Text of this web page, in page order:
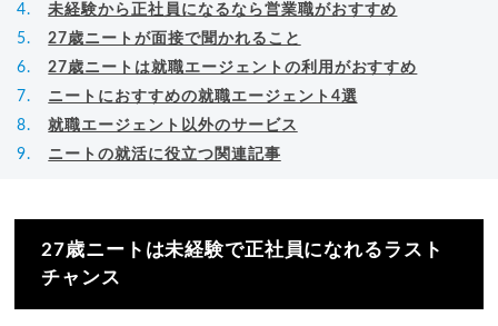
未経験から正社員になるなら営業職がおすすめ
27歳ニートが面接で聞かれること
27歳ニートは就職エージェントの利用がおすすめ
ニートにおすすめの就職エージェント4選
就職エージェント以外のサービス
ニートの就活に役立つ関連記事
27歳ニートは未経験で正社員になれるラスト
チャンス